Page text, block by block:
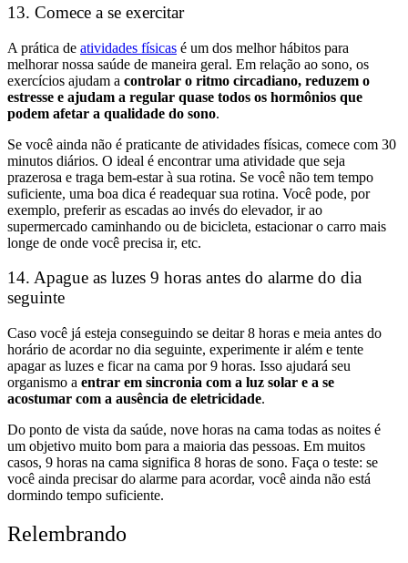
13. Comece a se exercitar
A prática de atividades físicas é um dos melhor hábitos para
melhorar nossa saúde de maneira geral. Em relação ao sono, os
exercícios ajudam a controlar o ritmo circadiano, reduzem o
estresse e ajudam a regular quase todos os hormônios que
podem afetar a qualidade do sono.
Se você ainda não é praticante de atividades físicas, comece com 30
minutos diários. O ideal é encontrar uma atividade que seja
prazerosa e traga bem-estar à sua rotina. Se você não tem tempo
suficiente, uma boa dica é readequar sua rotina. Você pode, por
exemplo, preferir as escadas ao invés do elevador, ir ao
supermercado caminhando ou de bicicleta, estacionar o carro mais
longe de onde você precisa ir, etc.
14. Apague as luzes 9 horas antes do alarme do dia
seguinte
Caso você já esteja conseguindo se deitar 8 horas e meia antes do
horário de acordar no dia seguinte, experimente ir além e tente
apagar as luzes e ficar na cama por 9 horas. Isso ajudará seu
organismo a entrar em sincronia com a luz solar e a se
acostumar com a ausência de eletricidade.
Do ponto de vista da saúde, nove horas na cama todas as noites é
um objetivo muito bom para a maioria das pessoas. Em muitos
casos, 9 horas na cama significa 8 horas de sono. Faça o teste: se
você ainda precisar do alarme para acordar, você ainda não está
dormindo tempo suficiente.
Relembrando